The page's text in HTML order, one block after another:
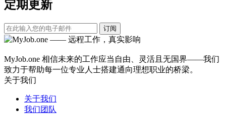
定期更新
订阅
MyJob.one 相信未来的工作应当自由、灵活且无国界——我们
致力于帮助每一位专业人士搭建通向理想职业的桥梁。
关于我们
关于我们
我们团队